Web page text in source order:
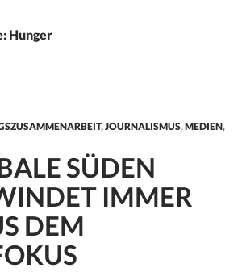
Hunger
,JOURNALISMUS,MEDIEN,
SÜDEN
IMMER
DEM